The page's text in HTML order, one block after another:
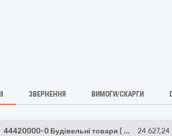
ЗВЕРНЕННЯ ВИМОГИ/СКАРГИ
44420000-0 Будівельні товари ( ... 24 627,24